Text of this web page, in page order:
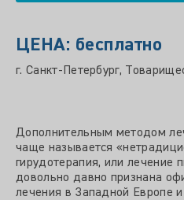
ЦЕНА: бесплатно
г. Санкт-Петербург,
Дополнительным методом
чаще называется
гирудотерапия, или лечение
довольно давно признана
лечения в Западной Европе